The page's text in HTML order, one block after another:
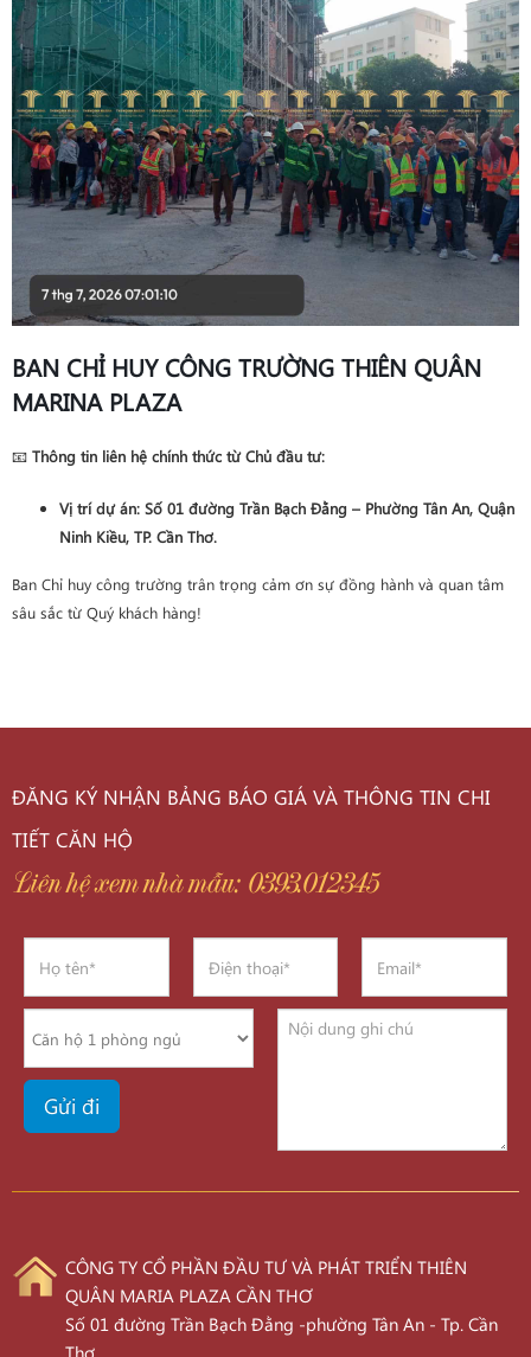
BAN CHỈ HUY CÔNG TRƯỜNG THIÊN QUÂN
MARINA PLAZA
📧 Thông tin liên hệ chính thức từ Chủ đầu tư:
Vị trí dự án: Số 01 đường Trần Bạch Đằng – Phường Tân An, Quận
Ninh Kiều, TP. Cần Thơ.
Ban Chỉ huy công trường trân trọng cảm ơn sự đồng hành và quan tâm
sâu sắc từ Quý khách hàng!
ĐĂNG KÝ NHẬN BẢNG BÁO GIÁ VÀ THÔNG TIN CHI
TIẾT CĂN HỘ
Liên hệ xem nhà mẫu: 0393.012345
CÔNG TY CỔ PHẦN ĐẦU TƯ VÀ PHÁT TRIỂN THIÊN
QUÂN MARIA PLAZA CẦN THƠ
Số 01 đường Trần Bạch Đằng -phường Tân An - Tp. Cần